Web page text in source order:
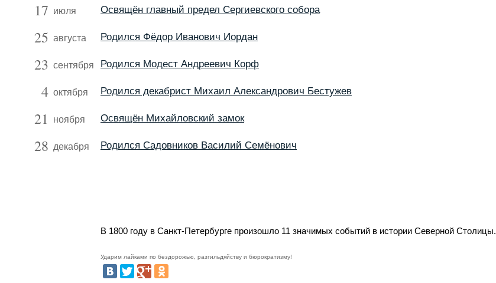
17 июля Освящён главный предел Сергиевского собора
25 августа Родился Фёдор Иванович Иордан
23 сентября Родился Модест Андреевич Корф
4 октября Родился декабрист Михаил Александрович Бестужев
21 ноября Освящён Михайловский замок
28 декабря Родился Садовников Василий Семёнович
В 1800 году в Санкт-Петербурге произошло 11 значимых событий в истории Северной Столицы.
Ударим лайками по бездорожью, разгильдяйству и бюрократизму!